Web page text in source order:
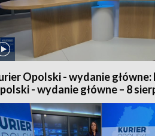
Opolski - wydanie główne:
- wydanie główne – 8